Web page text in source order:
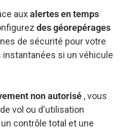
auxalertes en temps
des géorepérages
de sécurité pour votre
si un véhicule
non autorisé , vous
vol ou d'utilisation
contrôle total et une